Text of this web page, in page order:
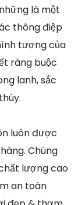
là một
thông điệp
tượng của
ràng buộc
lanh, sắc
luôn được
Chúng
lượng cao
an toàn